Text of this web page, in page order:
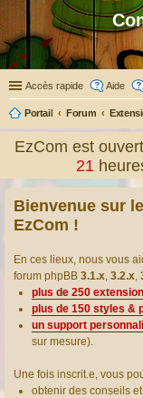
Accès rapide Aide
Portail Forum
EzCom est
21
Bienvenue sur
EzCom !
En ces lieux, nous vous
forum phpBB 3.1.x, 3.2.x,
plus de 250
plus de 150 styles &
un support
sur mesure).
Une fois inscrit.e, vous
obtenir des conseils